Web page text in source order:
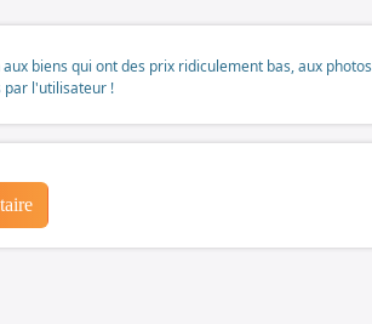
biens qui ont des prix ridiculement bas, aux photos
par l'utilisateur !